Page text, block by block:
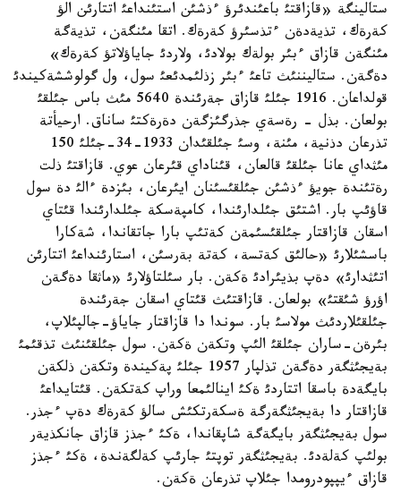
ستالينگة «قازاقتئ باعئندئرؤ ءذشئن استئنداعئ اتتارئن الؤ
كةرةك، تذيةدةن ءتذسئرؤ كةرةك. اتقا مئنگةن، تذيةگة
مئنگةن قازاق ءبئر بولةك بولادئ، ولاردئ جاياؤلاتؤ كةرةك»
دةگةن. ستاليننئث تاعئ ءبئر زذلئمدئعئ سول، ول گولوششةكيندئ
قولداعان. 1916 جئلئ قازاق جةرئندة 5640 مئث باس جئلقئ
بولعان. بذل - رةسةي جذرگئزگةن دةرةكتئ ساناق. ارحيأتة
تذرعان دذنية، مئنة، وسئ جئلقئدان 1933-34-جئلئ 150
مئثداي عانا جئلقئ قالعان، قئناداي قئرعان عوي. قازاقتئ ذلت
رةتئندة جويؤ ءذشئن جئلقئسئنان ايئرعان، بئزدة ءالئ دة سول
قاؤئپ بار. اشتئق جئلدارئندا، كامپةسكة جئلدارئندا قئتاي
اسقان قازاقتار جئلقئسئمةن كةتئپ بارا جاتقاندا، شةكارا
باسشئلارئ «حالئق كةتسة، كةتة بةرسئن، استارئنداعئ اتتارئن
اتئثدارئ» دةپ بذيئرادئ ةكةن. بار سئلتاؤلارئ «ماثقا دةگةن
اؤرؤ شئقتئ» بولعان. قازاقتئث قئتاي اسقان جةرئندة
جئلقئلاردئث مولاسئ بار. سوندا دا قازاقتار جاياؤ-جالپئلاپ،
بئرةن-ساران جئلقئ الئپ وتكةن ةكةن. سول جئلقئنئث تذقئمئ
بةيجئثگةر دةگةن تذلپار 1957 جئلئ پةكيندة وتكةن ذلكةن
بايگةدة باسقا اتتاردئ ةكئ اينالئمعا وراپ كةتكةن. قئتايداعئ
قازاقتار دا بةيجئثگةرگة ةسكةرتكئش سالؤ كةرةك دةپ ءجذر.
سول بةيجئثگةر بايگةگة شاپقاندا، ةكئ ءجذز قازاق جانكذيةر
بولئپ كةلةدئ. بةيجئثگةر توپتئ جارئپ كةلگةندة، ةكئ ءجذز
قازاق ءيپپودرومدا جئلاپ تذرعان ةكةن.